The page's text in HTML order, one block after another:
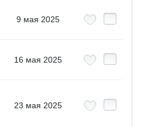
9 мая 2025
16 мая 2025
23 мая 2025